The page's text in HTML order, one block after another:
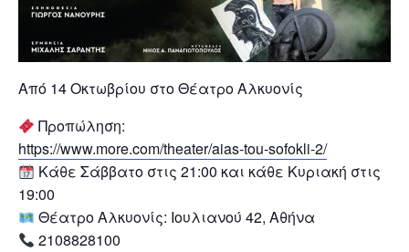
Από 14 Οκτωβρίου στο Θέατρο Αλκυονίς
Προπώληση:
https://www.more.com/theater/aias-tou-sofokli-2/
Kάθε Σάββατο στις 21:00 και κάθε Κυριακή στις
19:00
Θέατρο Αλκυονίς: Ιουλιανού 42, Αθήνα
2108828100